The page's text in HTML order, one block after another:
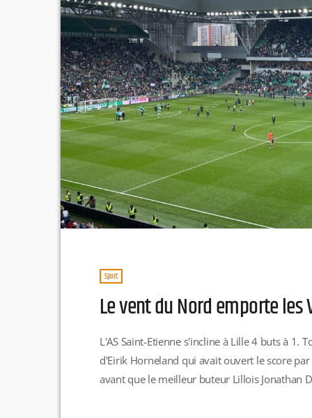
Sport
Le vent du Nord emporte les
L'AS Saint-Etienne s'incline à Lille 4 buts à
d'Eirik Horneland qui avait ouvert le score
avant que le meilleur buteur Lillois Jonathan